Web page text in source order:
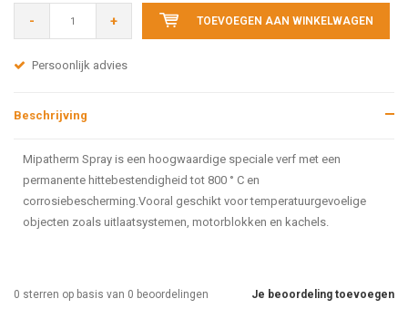
- + TOEVOEGEN AAN WINKELWAGEN
Persoonlijk advies
Beschrijving
Mipatherm Spray is een hoogwaardige speciale verf met een
permanente hittebestendigheid tot 800 ° C en
corrosiebescherming.Vooral geschikt voor temperatuurgevoelige
objecten zoals uitlaatsystemen, motorblokken en kachels.
Je beoordeling toevoegen
0 sterren op basis van 0 beoordelingen